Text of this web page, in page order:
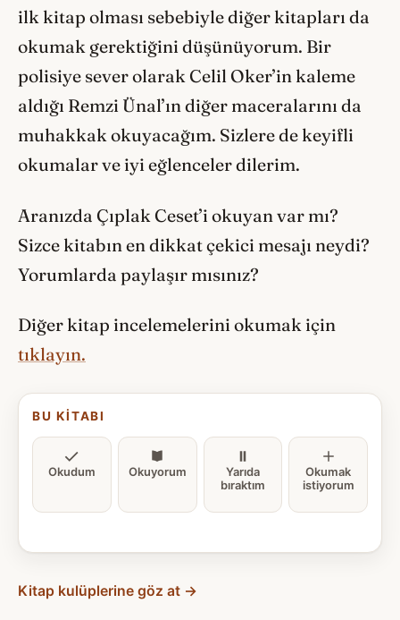
ilk kitap olması sebebiyle diğer kitapları da
okumak gerektiğini düşünüyorum. Bir
polisiye sever olarak Celil Oker’in kaleme
aldığı Remzi Ünal’ın diğer maceralarını da
muhakkak okuyacağım. Sizlere de keyifli
okumalar ve iyi eğlenceler dilerim.
Aranızda Çıplak Ceset’i okuyan var mı?
Sizce kitabın en dikkat çekici mesajı neydi?
Yorumlarda paylaşır mısınız?
Diğer kitap incelemelerini okumak için
tıklayın.
BU KITABI
Okudum Okuyorum
Yarıda
bıraktım
Okumak
istiyorum
Kitap kulüplerine göz at →